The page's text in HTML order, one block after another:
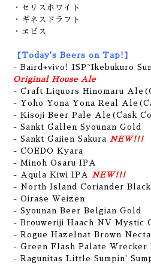
・セリスホワイト
・ギネスドラフト
・ヱビス
【Today's Beers on Tap!】
- Baird+vivo! ISP~Ikebukuro
Original House Ale
- Craft Liquors Hinomaru
- Yoho Yona Yona Real
- Kisoji Beer Pale Ale(Cask
- Sankt Gallen Syounan Gold
- Sankt Gaiien Sakura
NEW!!!
- COEDO Kyara
- Minoh Osaru IPA
- Aqula Kiwi IPA
NEW!!!
- North Island Coriander Black
- Oirase Weizen
- Syounan Beer Belgian Gold
- Brouweriji Haach NV Mystic
- Rogue Hazelnat Brown
- Green Flash Palate Wrecker
- Ragunitas Little Sumpin'